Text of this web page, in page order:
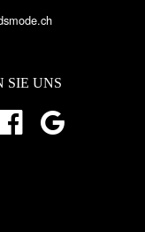
SIE UNS